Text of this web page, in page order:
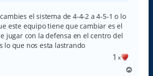
el sistema de 4-4-2 a 4-5-1 o lo
este equipo tiene que cambiar es el
jugar con la defensa en el centro del
lo que nos esta lastrando
1 x